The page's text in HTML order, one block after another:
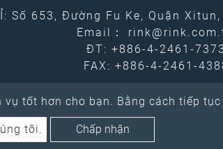
tốt hơn cho bạn. Bằng cách tiếp
tôi. Chấp nhận
Số 653, Đường Fu Ke, Quận
Email：
ĐT: +886-4-2461-7373
FAX: +886-4-2461-
INTERNATIONAL CO., LTD. All rights